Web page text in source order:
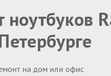
ноутбуков
на дом или офис